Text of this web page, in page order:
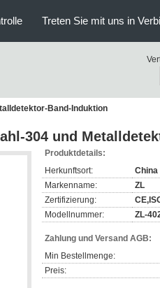
Treten Sie mit uns in
Band-Induktion
304 und
Produktdetails:
Herkunftsort:
China
Markenname:
ZL
Zertifizierung:
Modellnummer:
ZL-
Zahlung und Versand AGB:
Min Bestellmenge:
Preis: